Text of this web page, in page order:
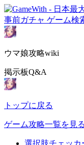
事前ガチャ ゲーム検
ウマ娘攻略wiki
掲示板Q&A
トップに戻る
ゲーム攻略一覧を見る
選択肢チェッカ